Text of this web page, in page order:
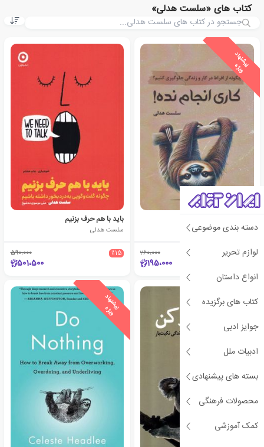
دسته بندی موضوعی
لوازم تحریر
انواع داستان
کتاب های برگزیده
جوایز ادبی
ادبیات ملل
بسته های پیشنهادی
محصولات فرهنگی
کمک آموزشی
کتاب های «سلست هدلی»
پ
ی
ش
ن
ه
ا
د
و
ی
ژ
ه
سلست هدلی
٪25 260،000
195،000
باید با هم حرف بزنیم
سلست هدلی
٪15 590،000
501،500
ی
ش
ن
ه
ا
د
و
ی
ژ پ
ی
ش
ن
ه
ا
د
و
ی
ژ
ه